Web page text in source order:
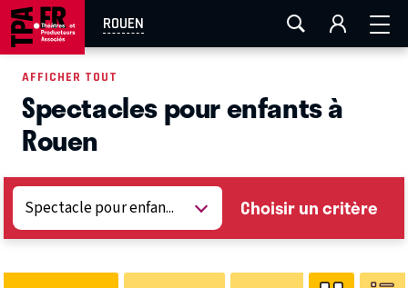
ROUEN
AIX-MARSEILLE LA ROCHELLE
EN TOURNÉE
AFFICHER TOUT
Spectacles pour enfants à
Rouen
Choisir un critère